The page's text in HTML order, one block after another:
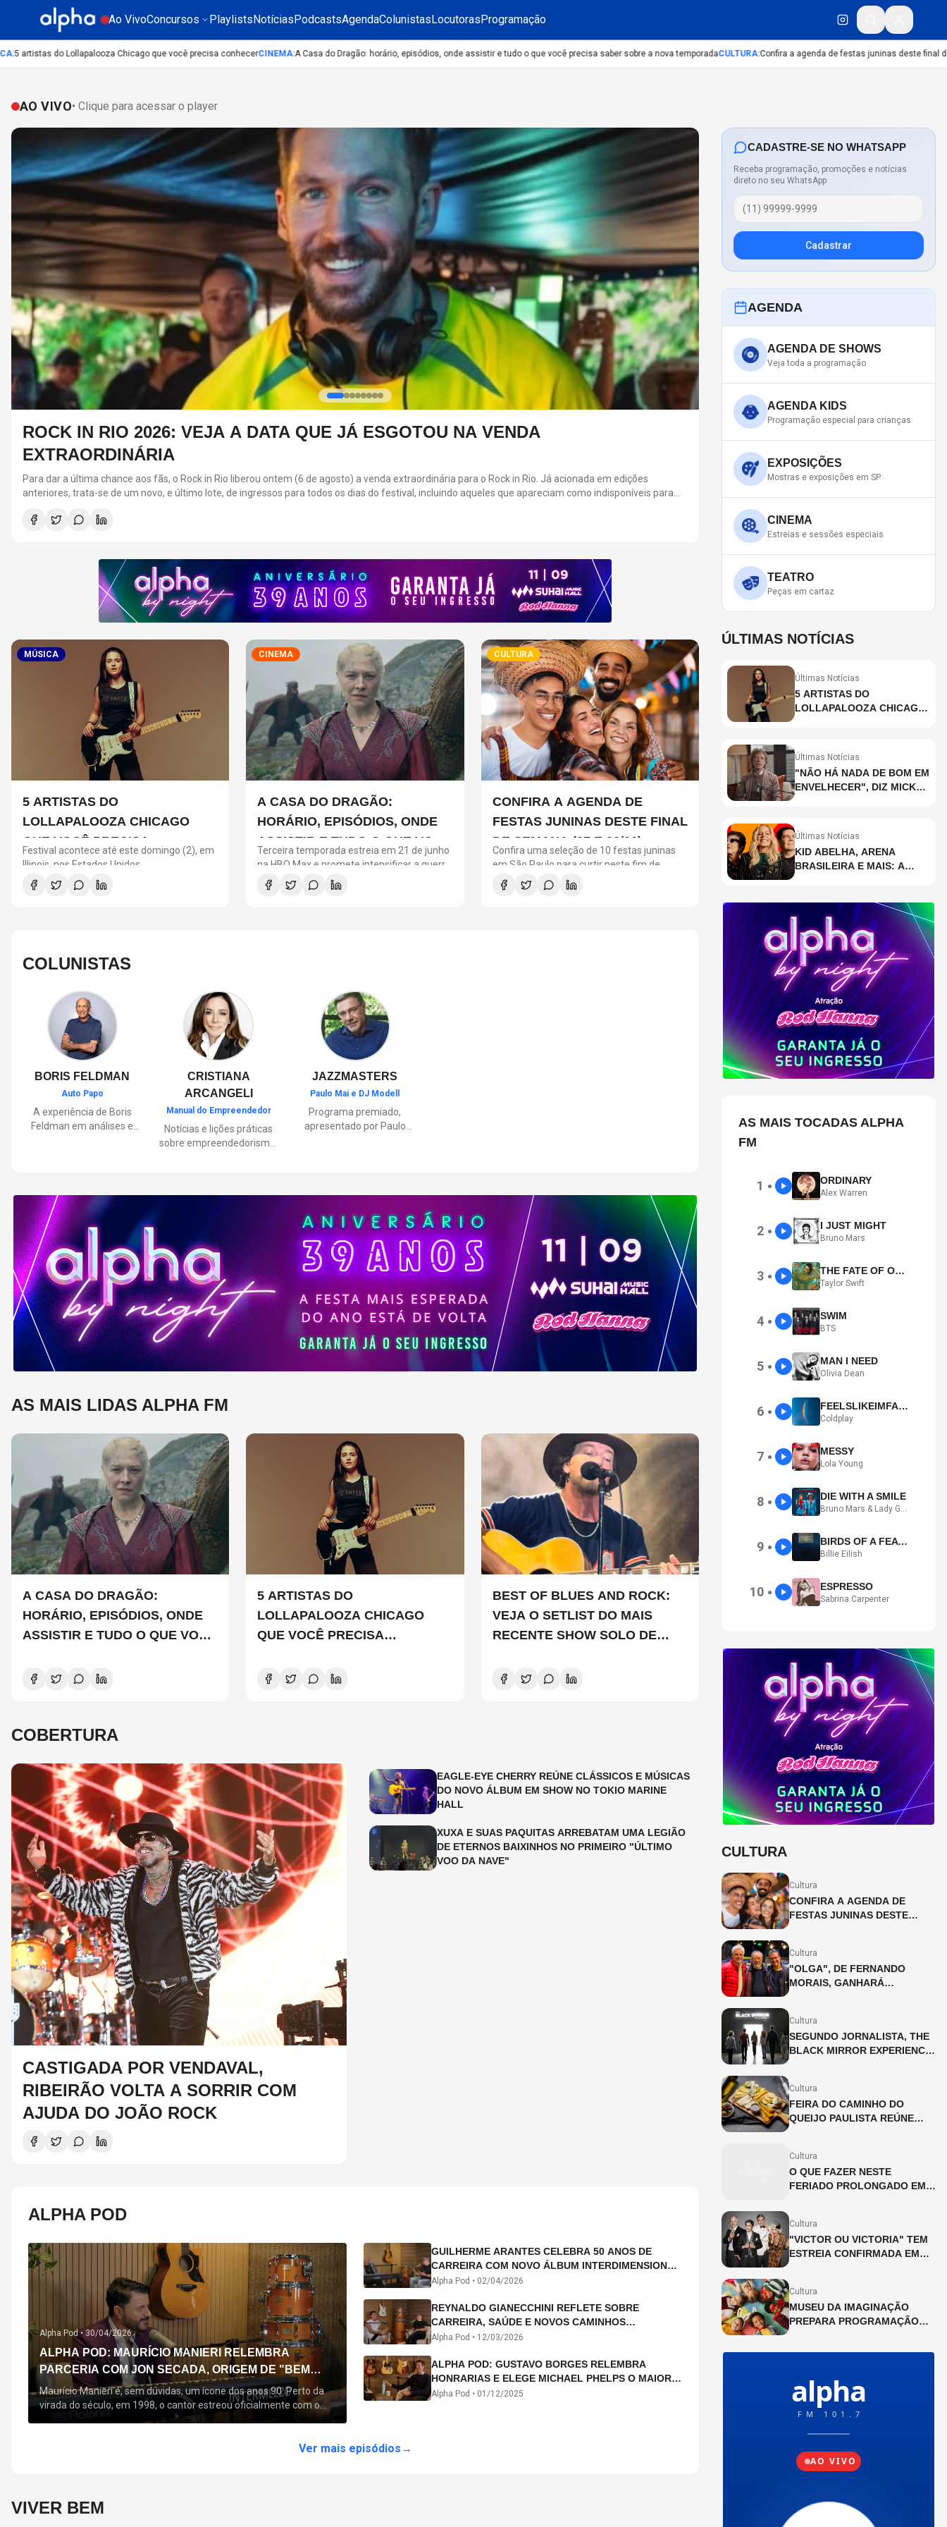
Ao VivoConcursos PlaylistsNotíciasPodcastsAgendaColunistasLocutorasProgramação
artistas do Lollapalooza Chicago que você precisa conhecerCINEMA :A Casa do Dragão: horário, episódios, onde assistir e tudo o que você precisa saber sobre a nova temporadaCULTURA:Confira a agenda de festas juninas deste final de
AO VIVO• Clique para acessar o player
NA VENDA
extraordinária para o Rock in Rio. Já acionada em edições
incluindo aqueles que apareciam como indisponíveis para
NANDO REIS ESTREIA TURNÊ "PRA VOCÊ GUARDEI O AMOR" EM SÃO
Nando Reis está prestes de iniciar uma nova agenda de shows. Entre agosto de dezembro deste ano, o cantor estará na estrada rodando
o show "Pra Você Guardei O Amor".
MÚSICA
5 ARTISTAS DO
LOLLAPALOOZA CHICAGO
QUE VOCÊ PRECISA
CONHECER
Festival acontece até este domingo (2), em
Illinois, nos Estados Unidos
CINEMA
A CASA DO DRAGÃO:
HORÁRIO, EPISÓDIOS, ONDE
ASSISTIR E TUDO O QUE VOCÊ
PRECISA SABER SOBRE A
NOVA TEMPORADA
Terceira temporada estreia em 21 de junho
na HBO Max e promete intensificar a guerra
entre os Targaryen
CULTURA
CONFIRA A AGENDA DE
FESTAS JUNINAS DESTE FINAL
DE SEMANA (27 E 28/06)
Confira uma seleção de 10 festas juninas
em São Paulo para curtir neste fim de
semana. A lista reúne quermesses
tradicionais, arraiás gratuitos, eventos para
COLUNISTAS
BORIS FELDMAN
Auto Papo
A experiência de Boris
Feldman em análises e
manutenção,
lançamentos, tecnologia e
tudo o que envolve o dia a
dia dos motoristas.
CRISTIANA
ARCANGELI
Manual do Empreendedor
Notícias e lições práticas
sobre empreendedorismo,
JAZZMASTERS
Paulo Mai e DJ Modell
Programa premiado,
apresentado por Paulo
Soul ao House.
Lançamentos e histórias
sobre artistas e
movimentos que
nasceram a partir do jazz
e ajudaram a moldar a
música contemporânea.
AS MAIS LIDAS ALPHA FM
A CASA DO DRAGÃO:
HORÁRIO, EPISÓDIOS, ONDE
ASSISTIR E TUDO O QUE VOCÊ
NOVA TEMPORADA
5 ARTISTAS DO
LOLLAPALOOZA CHICAGO
QUE VOCÊ PRECISA
BEST OF BLUES AND ROCK:
VEJA O SETLIST DO MAIS
RECENTE SHOW SOLO DE
COBERTURA
CASTIGADA POR VENDAVAL,
RIBEIRÃO VOLTA A SORRIR COM
AJUDA DO JOÃO ROCK
EAGLE-EYE CHERRY REÚNE CLÁSSICOS E MÚSICAS
DO NOVO ÁLBUM EM SHOW NO TOKIO MARINE
HALL
XUXA E SUAS PAQUITAS ARREBATAM UMA LEGIÃO
DE ETERNOS BAIXINHOS NO PRIMEIRO "ÚLTIMO
VOO DA NAVE"
ALPHA POD
Alpha Pod • 30/04/2026
ALPHA POD: MAURÍCIO MANIERI RELEMBRA
PARCERIA COM JON SECADA, ORIGEM DE "BEM
QUERER" E MAIS
Maurício Manieri é, sem dúvidas, um ícone dos anos 90. Perto da
virada do século, em 1998, o cantor estreou oficialmente com o
seu primeiro disco, "A Noite Inteira", no qual estão canções que lhe
Querer" e "Minha Menina". Em 2026, o astro segue com o […]
GUILHERME ARANTES CELEBRA 50 ANOS DE
CARREIRA COM NOVO ÁLBUM INTERDIMENSIONAL
E TURNÊ “50 ANOS-LUZ”
Alpha Pod • 02/04/2026
REYNALDO GIANECCHINI REFLETE SOBRE
CARREIRA, SAÚDE E NOVOS CAMINHOS
ARTÍSTICOS NO ALPHA POD
Alpha Pod • 12/03/2026
ALPHA POD: GUSTAVO BORGES RELEMBRA
HONRARIAS E ELEGE MICHAEL PHELPS O MAIOR
ATLETA DA HISTÓRIA
Alpha Pod • 01/12/2025
Ver mais episódios →
VIVER BEM
CADASTRE-SE NO WHATSAPP
Receba programação, promoções e notícias
direto no seu WhatsApp
Cadastrar
AGENDA
AGENDA DE SHOWS
Veja toda a programação
AGENDA KIDS
Programação especial para crianças
EXPOSIÇÕES
Mostras e exposições em SP
CINEMA
Estreias e sessões especiais
TEATRO
Peças em cartaz
ÚLTIMAS NOTÍCIAS
Últimas Notícias
5 ARTISTAS DO
LOLLAPALOOZA CHICAGO
Últimas Notícias
"NÃO HÁ NADA DE BOM EM
ENVELHECER", DIZ MICK
Últimas Notícias
KID ABELHA, ARENA
BRASILEIRA E MAIS: A
AS MAIS TOCADAS ALPHA
FM
1 ● ORDINARY
Alex Warren
2 ● I JUST MIGHT
Bruno Mars
3 ● THE FATE OF OPHELIA
Taylor Swift
4 ● SWIM
BTS
5 ● MAN I NEED
Olivia Dean
6 ● FEELSLIKEIMFALLINGINLOVE
Coldplay
7 ● MESSY
Lola Young
8 ● DIE WITH A SMILE
Bruno Mars & Lady Gaga
9 ● BIRDS OF A FEATHER
Billie Eilish
10 ● ESPRESSO
Sabrina Carpenter
CULTURA
Cultura
CONFIRA A AGENDA DE
FESTAS JUNINAS DESTE
Cultura
"OLGA", DE FERNANDO
MORAIS, GANHARÁ
Cultura
SEGUNDO JORNALISTA, THE
BLACK MIRROR EXPERIENCE
Cultura
FEIRA DO CAMINHO DO
QUEIJO PAULISTA REÚNE
Cultura
O QUE FAZER NESTE
FERIADO PROLONGADO EM
Cultura
"VICTOR OU VICTORIA" TEM
ESTREIA CONFIRMADA EM
Cultura
MUSEU DA IMAGINAÇÃO
PREPARA PROGRAMAÇÃO